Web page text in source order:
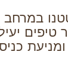
במרחב